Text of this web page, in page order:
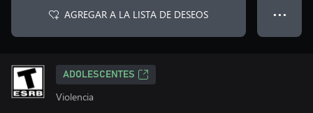
AGREGAR A LA LISTA DE DESEOS ● ● ●
ADOLESCENTES
Violencia